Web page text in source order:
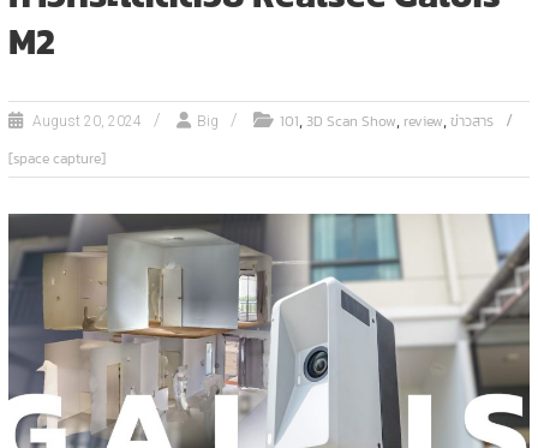
M2
August 20, 2024 Big 101,3D Scan Show, review,ข่าวสาร
[space capture]